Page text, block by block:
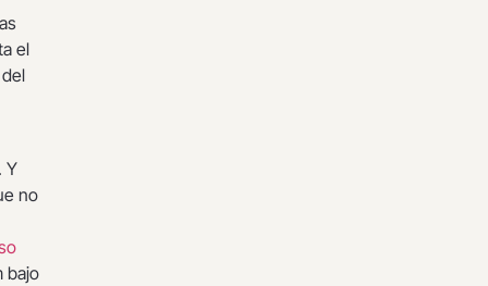
el
. Y
no
bajo